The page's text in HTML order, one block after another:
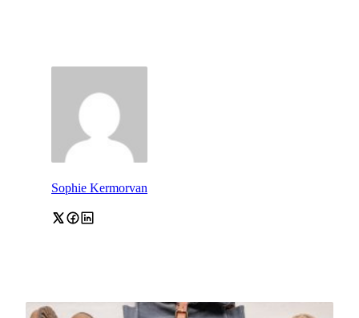
Sophie Kermorvan